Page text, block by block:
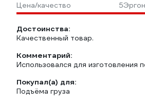
Цена/качество 5
Достоинства:
Качественный товар.
Комментарий:
Использовался для изготовления
Покупал(а) для:
Подъёма груза